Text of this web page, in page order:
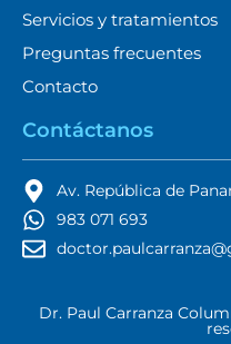
Servicios y tratamientos
Preguntas frecuentes
Contacto
Contáctanos
Av. República de
983 071 693
Dr. Paul Carranza